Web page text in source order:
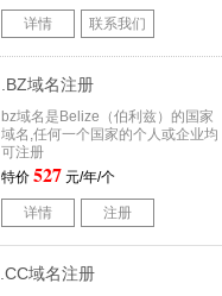
详情 联系我们
.BZ域名注册
bz域名是Belize（伯利兹）的国家
域名,任何一个国家的个人或企业均
可注册
特价 527 元/年/个
详情 注册
.CC域名注册